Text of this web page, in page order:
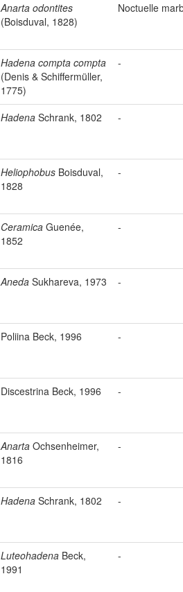
Anarta odontites
(Boisduval, 1828)
Noctuelle
Hadena compta compta
(Denis & Schiffermüller,
1775)
-
Hadena Schrank, 1802 -
Heliophobus Boisduval,
1828
-
Ceramica Guenée,
1852
-
Aneda Sukhareva, 1973 -
Poliina Beck, 1996 -
Discestrina Beck, 1996 -
Anarta Ochsenheimer,
1816
-
Hadena Schrank, 1802 -
Luteohadena Beck,
1991
-